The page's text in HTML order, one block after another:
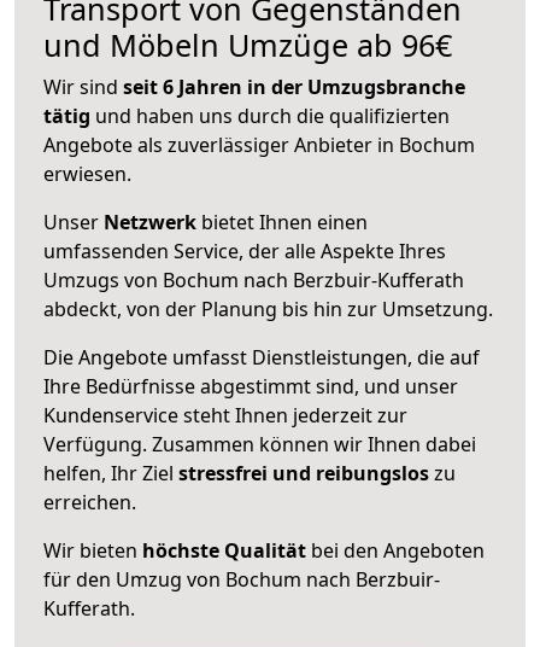
und Möbeln Umzüge ab 96€
Wir sind seit 6 Jahren in der Umzugsbranche
tätig und haben uns durch die qualifizierten
Angebote als zuverlässiger Anbieter in Bochum
erwiesen.
Unser Netzwerk bietet Ihnen einen
umfassenden Service, der alle Aspekte Ihres
Umzugs von Bochum nach Berzbuir-Kufferath
abdeckt, von der Planung bis hin zur Umsetzung.
Die Angebote umfasst Dienstleistungen, die auf
Ihre Bedürfnisse abgestimmt sind, und unser
Kundenservice steht Ihnen jederzeit zur
Verfügung. Zusammen können wir Ihnen dabei
helfen, Ihr Ziel stressfrei und reibungsloszu
erreichen.
Wir bieten höchste Qualität bei den Angeboten
für den Umzug von Bochum nach Berzbuir-
Kufferath.